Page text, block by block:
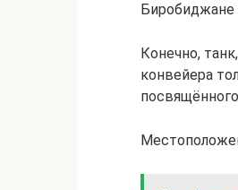
Биробиджане
Конечно,
конвейера